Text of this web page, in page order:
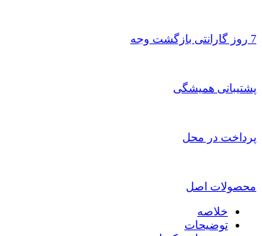
7 روز گارانتی بازگشت وجه
پشتیبانی همیشگی
پرداخت در محل
محصولات اصل
خلاصه
توضیحات